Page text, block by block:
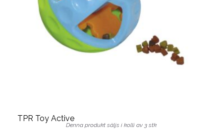
TPR Toy Active
Denna produkt säljs i kolli av 3 stk